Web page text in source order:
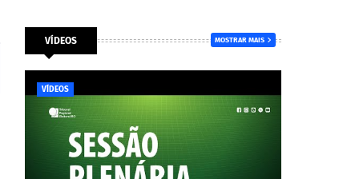
VÍDEOS MOSTRAR MAIS
VÍDEOS